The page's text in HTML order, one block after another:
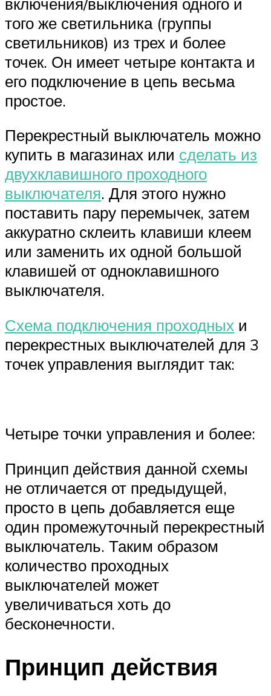
того же светильника (группы
светильников) из трех и более
точек. Он имеет четыре контакта и
его подключение в цепь весьма
простое.
Перекрестный выключатель можно
купить в магазинах или сделать из
двухклавишного проходного
выключателя. Для этого нужно
поставить пару перемычек, затем
аккуратно склеить клавиши клеем
или заменить их одной большой
клавишей от одноклавишного
выключателя.
Схема подключения проходных и
перекрестных выключателей для 3
точек управления выглядит так:
Четыре точки управления и более:
Принцип действия данной схемы
не отличается от предыдущей,
просто в цепь добавляется еще
один промежуточный перекрестный
выключатель. Таким образом
количество проходных
выключателей может
увеличиваться хоть до
бесконечности.
Принцип действия